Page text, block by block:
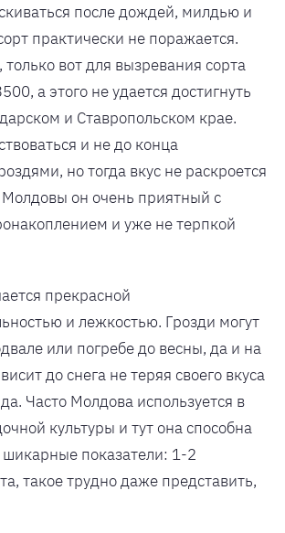
после дождей, милдью и
практически не поражается.
вот для вызревания сорта
а этого не удается достигнуть
и Ставропольском крае.
и не до конца
но тогда вкус не раскроется
Молдовы он очень приятный с
и уже не терпкой
прекрасной
и лежкостью. Грозди могут
или погребе до весны, да и на
до снега не теряя своего вкуса
Часто Молдова используется в
культуры и тут она способна
шикарные показатели: 1-2
такое трудно даже представить,